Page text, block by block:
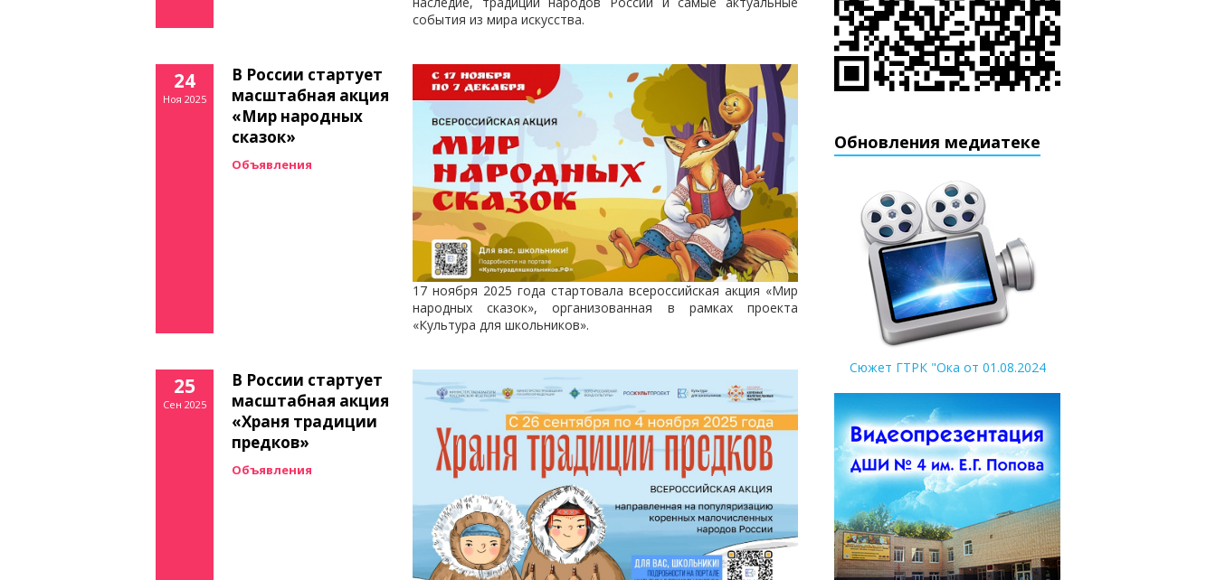
события из мира искусства.
24
Ноя 2025
В России стартует
масштабная акция
«Мир народных
сказок»
Объявления
17 ноября 2025 года стартовала всероссийская акция «Мир
народных сказок», организованная в рамках проекта
«Культура для школьников».
25
Сен 2025
В России стартует
масштабная акция
«Храня традиции
предков»
Объявления
Обновления медиатеке
Сюжет ГТРК "Ока от 01.08.2024